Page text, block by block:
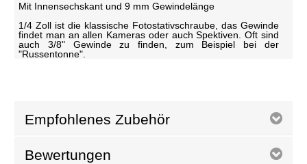
Mit Innensechskant und 9 mm Gewindelänge
1/4 Zoll ist die klassische Fotostativschraube, das Gewinde
findet man an allen Kameras oder auch Spektiven. Oft sind
auch 3/8" Gewinde zu finden, zum Beispiel bei der
"Russentonne".
Empfohlenes Zubehör
Bewertungen